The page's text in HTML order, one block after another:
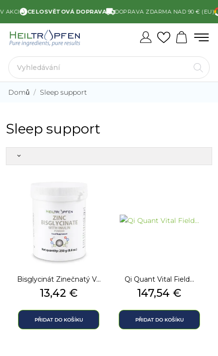
AKCI CELOSVĚTOVÁ DOPRAVA DOPRAVA ZDARMA NAD 90 € (EU)
Domů Sleep support
Sleep support
keyboard_arrow_down
Bisglycinát Zinečnatý V...
Cena
13,42 €
PŘIDAT DO KOŠÍKU
Qi Quant Vital Field...
Cena
147,54 €
PŘIDAT DO KOŠÍKU